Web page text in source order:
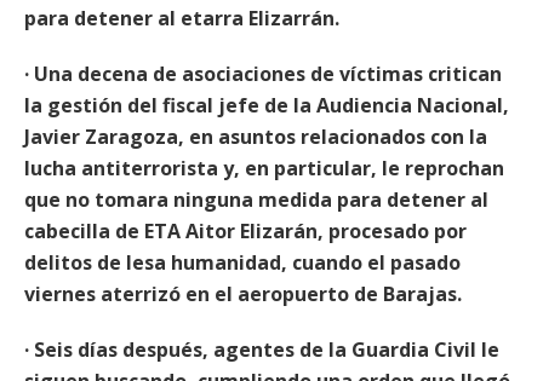
para detener al etarra Elizarrán.
· Una decena de asociaciones de víctimas critican
la gestión del fiscal jefe de la Audiencia Nacional,
Javier Zaragoza, en asuntos relacionados con la
lucha antiterrorista y, en particular, le reprochan
que no tomara ninguna medida para detener al
cabecilla de ETA Aitor Elizarán, procesado por
delitos de lesa humanidad, cuando el pasado
viernes aterrizó en el aeropuerto de Barajas.
· Seis días después, agentes de la Guardia Civil le